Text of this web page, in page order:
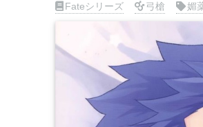
Fateシリーズ 弓槍 媚